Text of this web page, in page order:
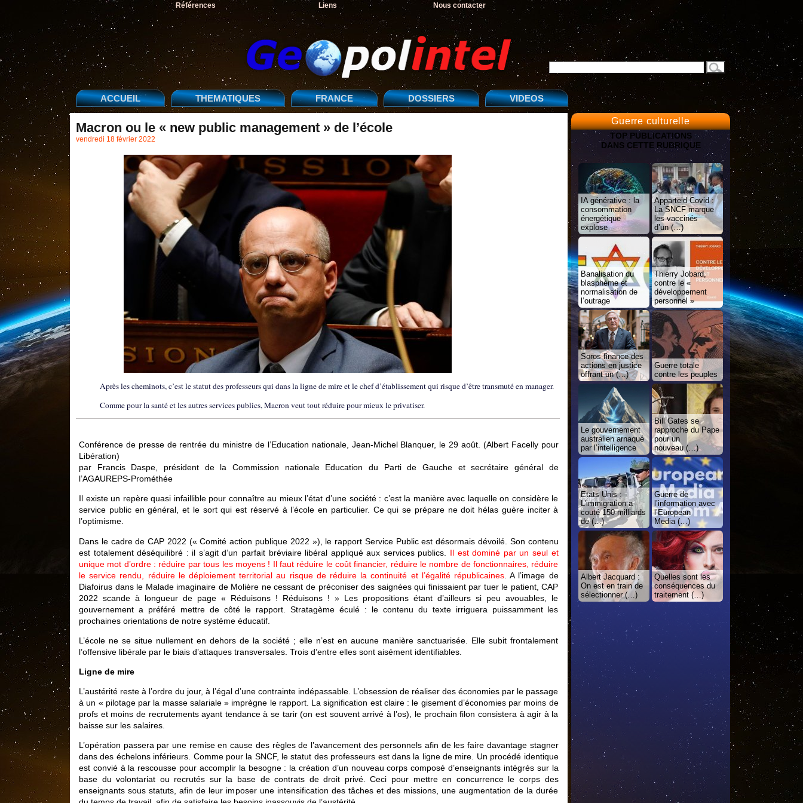
Références Liens Nous contacter
ACCUEIL THEMATIQUES FRANCE DOSSIERS VIDEOS
Macron ou le « new public management » de l’école
vendredi 18 février 2022
Après les cheminots, c’est le statut des professeurs qui dans la ligne de mire et le chef d’établissement qui risque d’être transmuté en manager.
Comme pour la santé et les autres services publics, Macron veut tout réduire pour mieux le privatiser.
Conférence de presse de rentrée du ministre de l’Education nationale, Jean-Michel Blanquer, le 29 août. (Albert Facelly pour
Libération)
par Francis Daspe, président de la Commission nationale Education du Parti de Gauche et secrétaire général de
l’AGAUREPS-Prométhée
Il existe un repère quasi infaillible pour connaître au mieux l’état d’une société : c’est la manière avec laquelle on considère le
service public en général, et le sort qui est réservé à l’école en particulier. Ce qui se prépare ne doit hélas guère inciter à
l’optimisme.
Dans le cadre de CAP 2022 (« Comité action publique 2022 »), le rapport Service Public est désormais dévoilé. Son contenu
est totalement déséquilibré : il s’agit d’un parfait bréviaire libéral appliqué aux services publics. Il est dominé par un seul et
unique mot d’ordre : réduire par tous les moyens ! Il faut réduire le coût financier, réduire le nombre de fonctionnaires, réduire
le service rendu, réduire le déploiement territorial au risque de réduire la continuité et l’égalité républicaines. A l’image de
Diafoirus dans le Malade imaginaire de Molière ne cessant de préconiser des saignées qui finissaient par tuer le patient, CAP
2022 scande à longueur de page « Réduisons ! Réduisons ! » Les propositions étant d’ailleurs si peu avouables, le
gouvernement a préféré mettre de côté le rapport. Stratagème éculé : le contenu du texte irriguera puissamment les
prochaines orientations de notre système éducatif.
L’école ne se situe nullement en dehors de la société ; elle n’est en aucune manière sanctuarisée. Elle subit frontalement
l’offensive libérale par le biais d’attaques transversales. Trois d’entre elles sont aisément identifiables.
Ligne de mire
L’austérité reste à l’ordre du jour, à l’égal d’une contrainte indépassable. L’obsession de réaliser des économies par le passage
à un « pilotage par la masse salariale » imprègne le rapport. La signification est claire : le gisement d’économies par moins de
profs et moins de recrutements ayant tendance à se tarir (on est souvent arrivé à l’os), le prochain filon consistera à agir à la
baisse sur les salaires.
L’opération passera par une remise en cause des règles de l’avancement des personnels afin de les faire davantage stagner
dans des échelons inférieurs. Comme pour la SNCF, le statut des professeurs est dans la ligne de mire. Un procédé identique
est convié à la rescousse pour accomplir la besogne : la création d’un nouveau corps composé d’enseignants intégrés sur la
base du volontariat ou recrutés sur la base de contrats de droit privé. Ceci pour mettre en concurrence le corps des
enseignants sous statuts, afin de leur imposer une intensification des tâches et des missions, une augmentation de la durée
Guerre culturelle
TOP PUBLICATIONS
DANS CETTE RUBRIQUE
IA générative : la
consommation
énergétique
explose
Apparteid Covid :
La SNCF marque
les vaccinés
d’un (…)
Banalisation du
blasphème et
normalisation de
l’outrage
Thierry Jobard,
contre le «
développement
personnel »
Soros finance des
actions en justice
offrant un (…)
Guerre totale
contre les peuples
Le gouvernement
australien arnaqué
par l’intelligence
Bill Gates se
rapproche du Pape
pour un
nouveau (…)
Etats Unis :
L’immigration a
couté 150 milliards
de (…)
Guerre de
l’information avec
l’European
Media (…)
Albert Jacquard :
On est en train de
sélectionner (…)
Quelles sont les
conséquences du
traitement (…)